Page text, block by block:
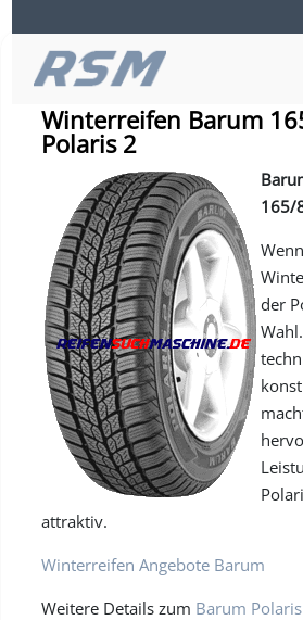
Informationen zu Barum Reifen
Winterreifen Barum
Polaris 2
165/
der
attraktiv.
Winterreifen Angebote Barum
Weitere Details zum Barum